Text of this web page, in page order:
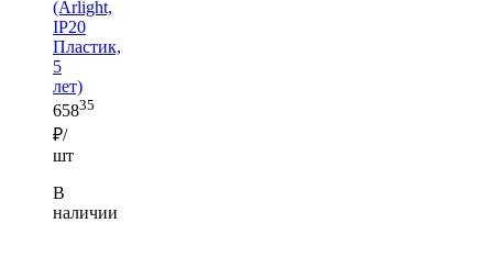
(Arlight,
IP20
Пластик,
5
лет)
65835
₽/
шт
В
наличии